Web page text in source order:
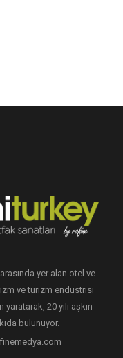
yer alan otel ve
ve turizm endüstrisi
20 yılı aşkın
bulunuyor.